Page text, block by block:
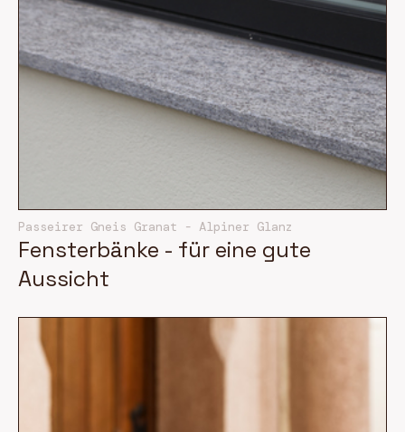
Passeirer Gneis Granat - Alpiner Glanz
Fensterbänke - für eine gute
Aussicht